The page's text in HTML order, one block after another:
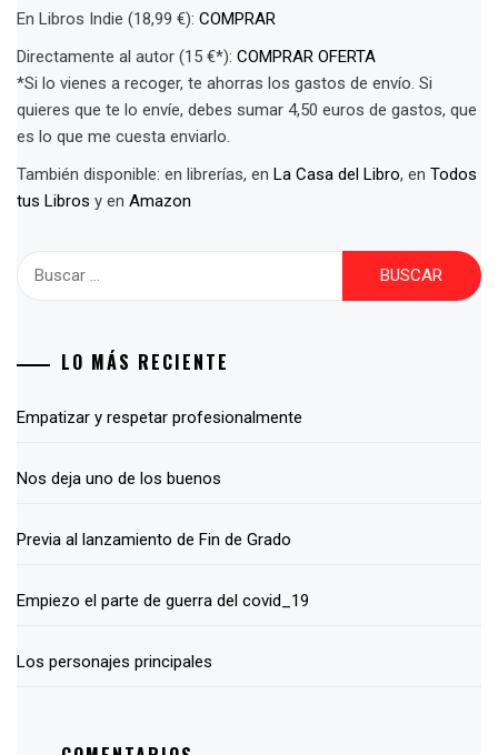
En Libros Indie (18,99 €): COMPRAR
Directamente al autor (15 €*): COMPRAR OFERTA
*Si lo vienes a recoger, te ahorras los gastos de envío. Si
quieres que te lo envíe, debes sumar 4,50 euros de gastos, que
es lo que me cuesta enviarlo.
También disponible: en librerías, en La Casa del Libro, en Todos
tus Libros y en Amazon
LO MÁS RECIENTE
Empatizar y respetar profesionalmente
Nos deja uno de los buenos
Previa al lanzamiento de Fin de Grado
Empiezo el parte de guerra del covid_19
Los personajes principales